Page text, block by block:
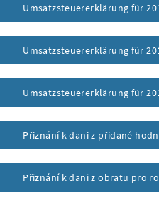
Umsatzsteuererklärung für
Umsatzsteuererklärung für
Umsatzsteuererklärung für
Přiznání k dani z přidané
Přiznání k dani z obratu pro